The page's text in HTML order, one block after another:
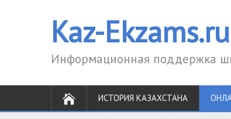
Kaz-Ekzams.ru
Информационная поддержка
ИСТОРИЯ КАЗАХСТАНА